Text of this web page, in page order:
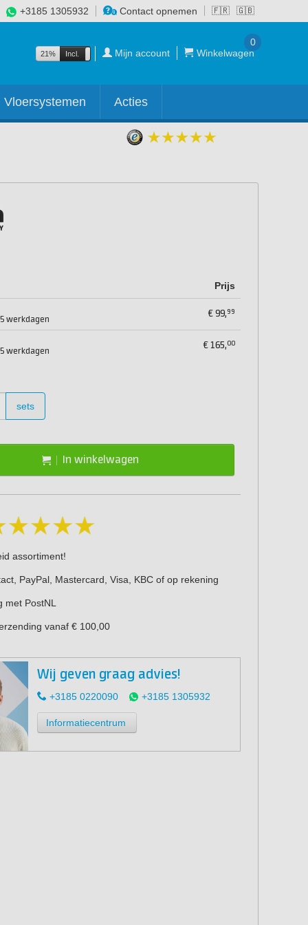
🇫🇷 🇬🇧
+3185 1305932 Contact opnemen
21% Incl. Excl. Mijn account Winkelwagen
0
Vloersystemen Acties
Prijs
werkdagen
€99,99
werkdagen
€165,00
sets
In winkelwagen
assortiment!
PayPal, Mastercard, Visa, KBC of op rekening
met PostNL
vanaf € 100,00
Wij geven graag advies!
+3185 0220090 +3185 1305932
Informatiecentrum